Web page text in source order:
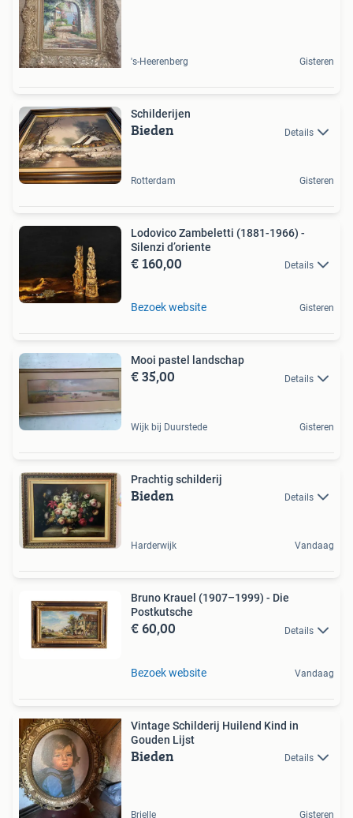
's-Heerenberg Gisteren
Schilderijen
Bieden Details
Rotterdam Gisteren
Lodovico Zambeletti (1881-1966) -
Silenzi d’oriente
€ 160,00 Details
Bezoek website Gisteren
Mooi pastel landschap
€ 35,00 Details
Wijk bij Duurstede Gisteren
Prachtig schilderij
Bieden Details
Harderwijk Vandaag
Bruno Krauel (1907–1999) - Die
Postkutsche
€ 60,00 Details
Bezoek website Vandaag
Vintage Schilderij Huilend Kind in
Gouden Lijst
Bieden Details
Brielle Gisteren